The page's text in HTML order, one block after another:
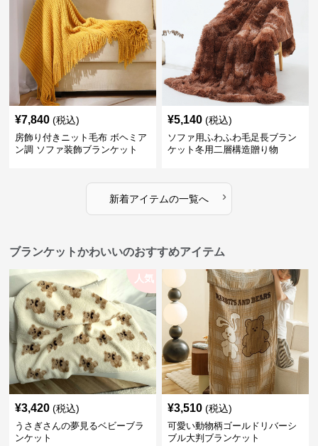
¥7,840 (税込)
房飾り付きニット毛布 ボヘミア
ン調 ソファ装飾ブランケット
¥5,140 (税込)
ソファ用ふわふわ毛足長ブラン
ケット冬用二層構造贈り物
新着アイテムの一覧へ ›
ブランケットかわいいのおすすめアイテム
人気
¥3,420 (税込)
うさぎさんの夢見るベビーブラ
ンケット
¥3,510 (税込)
可愛い動物柄ゴールドリバーシ
ブル大判ブランケット